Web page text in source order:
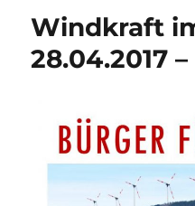
Windkraft
28.04.2017